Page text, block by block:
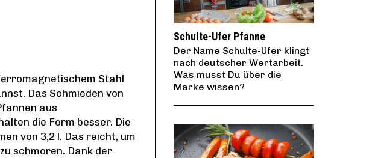
Stahl
Das Schmieden von
aus
die Form besser. Die
von 3,2 l. Das reicht, um
schmoren. Dank der
Schulte-Ufer Pfanne
Der Name Schulte-Ufer klingt
nach deutscher Wertarbeit.
Was musst Du über die
Marke wissen?